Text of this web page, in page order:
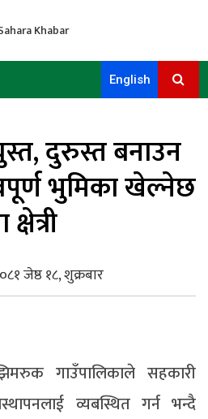
English
दुरुस्त बनाउन
भुमिका खेल्नेछ
जेष्ठ १८, शुक्रबार
गाउँपालिकाले सहकारी
व्यबस्थित गर्न भन्दै